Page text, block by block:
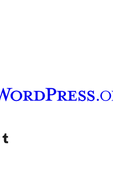
हमारे Tumblr खाते पर जाएँ